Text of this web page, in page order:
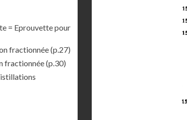
= Eprouvette pour
fractionnée(p.27)
fractionnée(p.30)